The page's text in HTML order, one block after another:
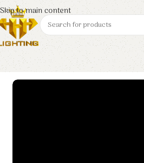
Skip to main content
Trang chủ Euroto Đèn Trang Trí Đèn